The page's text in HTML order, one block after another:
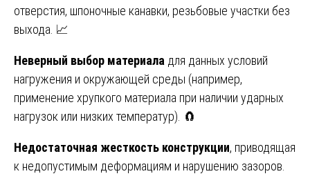
отверстия, шпоночные канавки, резьбовые участки без
выхода. 📈
Неверный выбор материала для данных условий
нагружения и окружающей среды (например,
применение хрупкого материала при наличии ударных
нагрузок или низких температур). 🧲
Недостаточная жесткость конструкции, приводящая
к недопустимым деформациям и нарушению зазоров.